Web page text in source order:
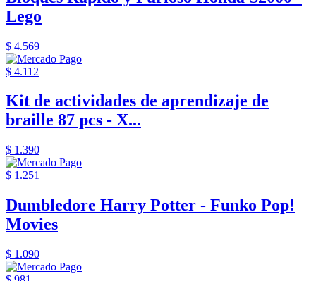
Lego
$ 4.569
$ 4.112
Kit de actividades de aprendizaje de
braille 87 pcs - X...
$ 1.390
$ 1.251
Dumbledore Harry Potter - Funko Pop!
Movies
$ 1.090